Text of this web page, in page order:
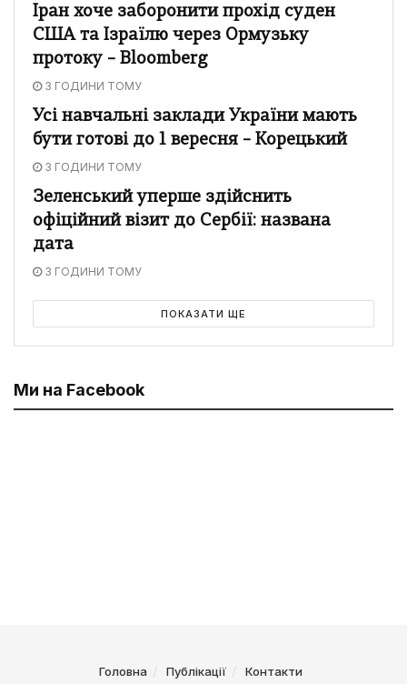
Іран хоче заборонити прохід суден
США та Ізраїлю через Ормузьку
протоку – Bloomberg
3 ГОДИНИ ТОМУ
Усі навчальні заклади України мають
бути готові до 1 вересня – Корецький
3 ГОДИНИ ТОМУ
Зеленський уперше здійснить
офіційний візит до Сербії: названа
дата
3 ГОДИНИ ТОМУ
ПОКАЗАТИ ЩЕ
Ми на Facebook
Головна Публікації Контакти